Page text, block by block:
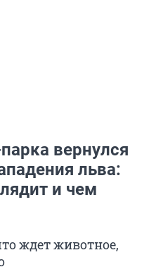
вернулся
льва:
и чем
ждет животное,